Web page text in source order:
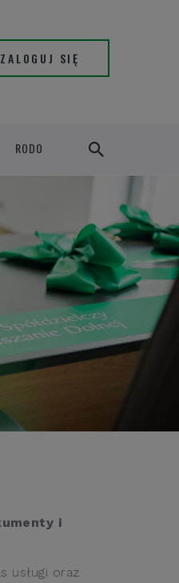
ZALOGUJ SIĘ
RODO
i
usługi oraz